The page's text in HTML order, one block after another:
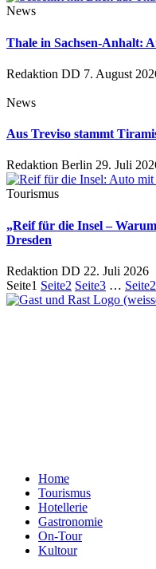
News
Thale in Sachsen-Anhalt:
Redaktion DD 7. August
News
Aus Treviso stammt
Redaktion Berlin 29. Juli
Tourismus
„Reif für die Insel –
Dresden
Redaktion DD 22. Juli 2026
Seite1 Seite2 Seite3 … Seite
Home
Tourismus
Hotellerie
Gastronomie
On-Tour
Kultour